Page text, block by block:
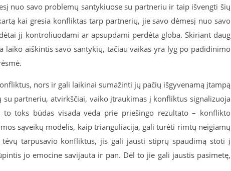
nuo savo problemų santykiuose su partneriu ir taip išvengti šių
kai gresia konfliktas tarp partnerių, jie savo dėmesį nuo savo
jį kontroliuodami ar apsupdami perdėta globa. Skiriant daug
laiko aiškintis savo santykių, tačiau vaikas yra lyg po padidinimo
nors ir gali laikinai sumažinti jų pačių išgyvenamą įtampą
partneriu, atvirkščiai, vaiko įtraukimas į konfliktus signalizuoja
toks būdas visada veda prie priešingo rezultato – konflikto
sąveikų modelis, kaip trianguliacija, gali turėti rimtų neigiamų
tarpusavio konfliktus, jis gali jausti stiprų spaudimą stoti į
jo emocine savijauta ir pan. Dėl to jie gali jaustis pasimetę,